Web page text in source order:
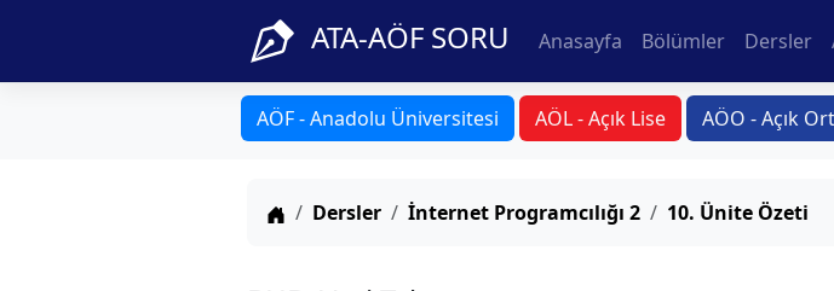
ATA-AÖF SORU Anasayfa Bölümler Dersler
AÖF - Anadolu Üniversitesi AÖL - Açık Lise AÖO - Açık
Anasayfa
Dersler İnternet Programcılığı 2 10. Ünite Özeti